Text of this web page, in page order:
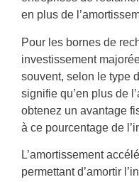
en plus de
Pour les bornes de
investissement
souvent, selon le type
signifie qu’en plus de
obtenez un avantage
à ce pourcentage de
L’amortissement
permettant d’amortir